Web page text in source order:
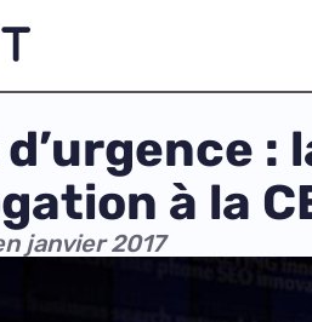
:
à la
janvier 2017